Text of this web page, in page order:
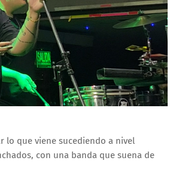
lo que viene sucediendo a nivel
con una banda que suena de